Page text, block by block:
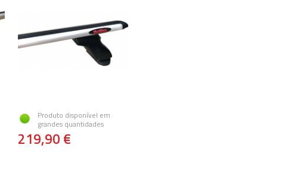
Produto disponível em
grandes quantidades
219,90 €